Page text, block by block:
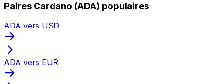
Paires Cardano (ADA) populaires
ADA vers USD
ADA vers EUR